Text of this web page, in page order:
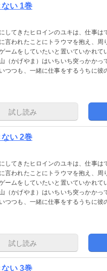
い 1巻
してきたヒロインのユキは、仕事は
言われたことにトラウマを抱え、
ームをしていたいと置いていかれて
（かげやま）はいちいち突っかかっ
つつも、一緒に仕事をするうちに
試し読み
い 2巻
してきたヒロインのユキは、仕事は
言われたことにトラウマを抱え、
ームをしていたいと置いていかれて
（かげやま）はいちいち突っかかっ
つつも、一緒に仕事をするうちに
試し読み
い 3巻